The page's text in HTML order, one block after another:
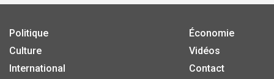
Politique
Culture
International
Économie
Vidéos
Contact